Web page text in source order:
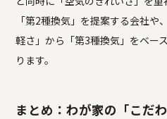
「第2種換気」を提案する会社
軽さ」から「第3種換気」をベー
ります。
まとめ：わが家の「こだ